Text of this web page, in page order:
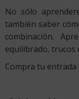
No sólo
también saber
combinación.
equilibrado, trucos
Compra tu entrada